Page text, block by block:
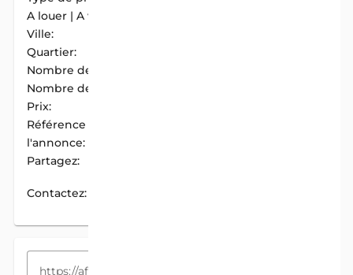
A louer | A vendre:
Ville:
Quartier:
Nombre de chambres:
Nombre de douches:
Prix:
Référence de
l'annonce:
Partagez:
Contactez: